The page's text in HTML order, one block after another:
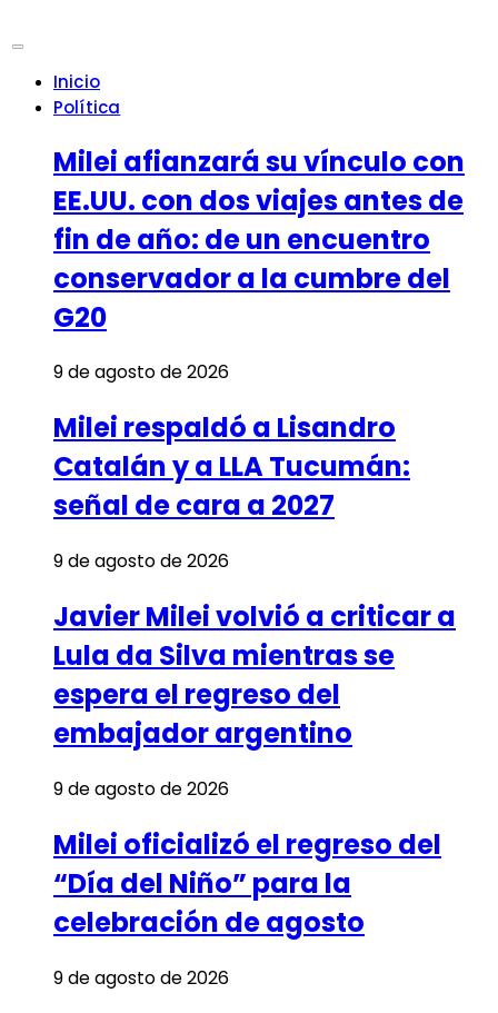
Inicio
Política
Milei afianzará su vínculo con
EE.UU. con dos viajes antes de
fin de año: de un encuentro
conservador a la cumbre del
G20
9 de agosto de 2026
Milei respaldó a Lisandro
Catalán y a LLA Tucumán:
señal de cara a 2027
9 de agosto de 2026
Javier Milei volvió a criticar a
Lula da Silva mientras se
espera el regreso del
embajador argentino
9 de agosto de 2026
Milei oficializó el regreso del
“Día del Niño” para la
celebración de agosto
9 de agosto de 2026